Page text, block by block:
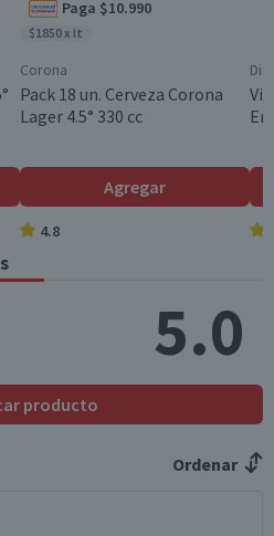
aromas de cacao, café, tabaco
está prohibida para menores
Paga $10.990
$1850 x lt
Corona
Pack 18 un. Cerveza Corona
Lager 4.5° 330 cc
Agregar
4.8
5.0
producto
Ordenar